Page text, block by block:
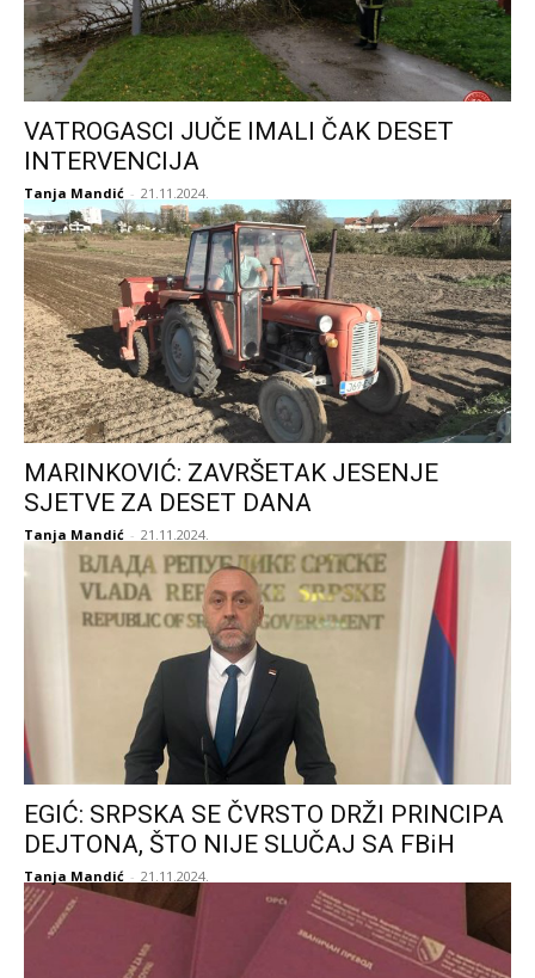
VATROGASCI JUČE IMALI ČAK DESET
INTERVENCIJA
Tanja Mandić - 21.11.2024.
MARINKOVIĆ: ZAVRŠETAK JESENJE
SJETVE ZA DESET DANA
Tanja Mandić - 21.11.2024.
EGIĆ: SRPSKA SE ČVRSTO DRŽI PRINCIPA
DEJTONA, ŠTO NIJE SLUČAJ SA FBiH
Tanja Mandić - 21.11.2024.